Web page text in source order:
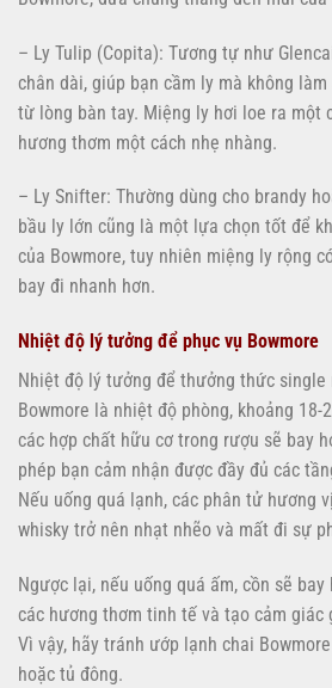
– Ly Tulip (Copita): Tương tự như
chân dài, giúp bạn cầm ly mà không
từ lòng bàn tay. Miệng ly hơi loe ra một
hương thơm một cách nhẹ nhàng.
– Ly Snifter: Thường dùng cho brandy
bầu ly lớn cũng là một lựa chọn tốt để
của Bowmore, tuy nhiên miệng ly rộng
bay đi nhanh hơn.
Nhiệt độ lý tưởng để phục vụ Bowmore
Nhiệt độ lý tưởng để thưởng thức
Bowmore là nhiệt độ phòng, khoảng 18-
các hợp chất hữu cơ trong rượu sẽ bay
phép bạn cảm nhận được đầy đủ các
Nếu uống quá lạnh, các phân tử hương
whisky trở nên nhạt nhẽo và mất đi sự
Ngược lại, nếu uống quá ấm, cồn sẽ
các hương thơm tinh tế và tạo cảm giác
Vì vậy, hãy tránh ướp lạnh chai
hoặc tủ đông.